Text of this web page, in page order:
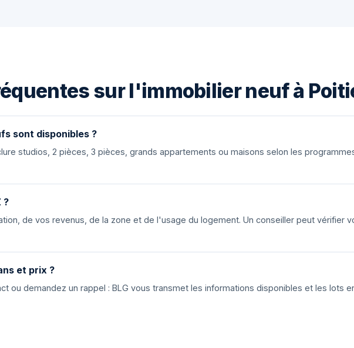
sur l'immobilier neuf à
sont disponibles ?
studios, 2 pièces, 3 pièces, grands appartements ou maisons selon les
?
de vos revenus, de la zone et de l'usage du logement. Un conseiller peut vérifier
et prix ?
ou demandez un rappel : BLG vous transmet les informations disponibles et les lots